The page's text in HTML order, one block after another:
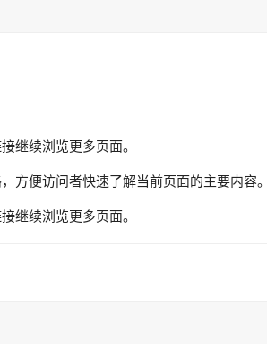
继续浏览更多页面。
方便访问者快速了解当前页面的主要内容。
继续浏览更多页面。